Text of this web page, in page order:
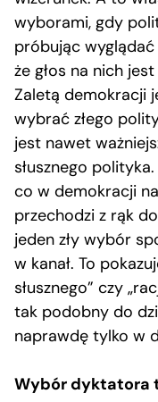
wyborami, gdy
próbując
że głos na nich
Zaletą demokracji
wybrać złego
jest nawet
słusznego
co w demokracji
przechodzi z rąk
jeden zły wybór
w kanał. To
słusznego” czy
tak podobny do
naprawdę tylko w
Wybór dyktatora